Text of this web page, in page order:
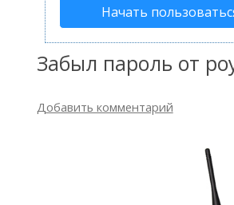
Начать
Забыл пароль от
Добавить комментарий